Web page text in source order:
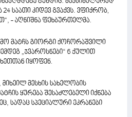
საათი კიდევ გვაქვს. ვფიქრობ,
- აღნიშნა ფეხბურთელმა.
მატჩს გიორგი ქოჩორაშვილი
„ჯვაროსნები“ 6 ქულით
იყოფენ.
მიხეილ მესხის სახელობის
ყურება შესაძლებელი იქნება
სადაც სპეციალური ეკრანები